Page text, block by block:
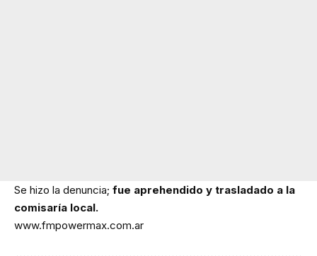
Se hizo la denuncia; fue aprehendido y trasladado a la
comisaría local.
www.fmpowermax.com.ar